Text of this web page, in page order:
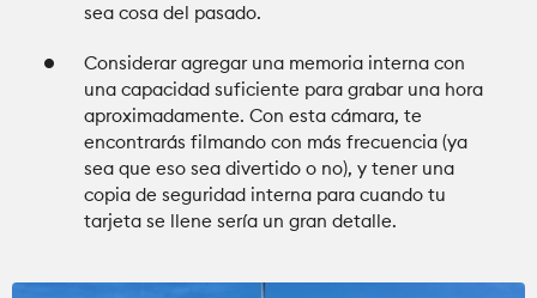
sea cosa del pasado.
Considerar agregar una memoria interna con
una capacidad suficiente para grabar una hora
aproximadamente. Con esta cámara, te
encontrarás filmando con más frecuencia (ya
sea que eso sea divertido o no), y tener una
copia de seguridad interna para cuando tu
tarjeta se llene sería un gran detalle.